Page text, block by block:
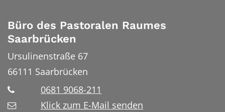
Büro des Pastoralen Raumes
Saarbrücken
Ursulinenstraße 67
66111 Saarbrücken
0681 9068-211
Klick zum E-Mail senden